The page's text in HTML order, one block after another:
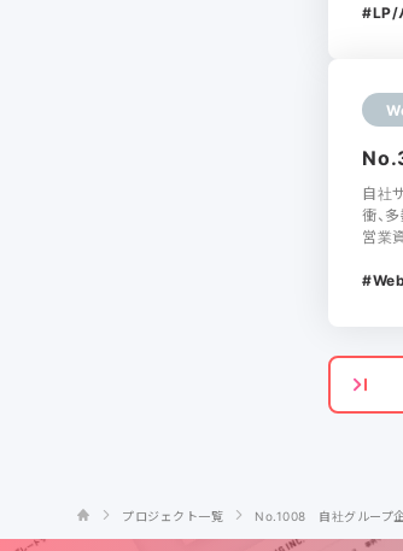
LP/
自社
衝、
営業
プロジェクト一覧 No.1008 自社グループ